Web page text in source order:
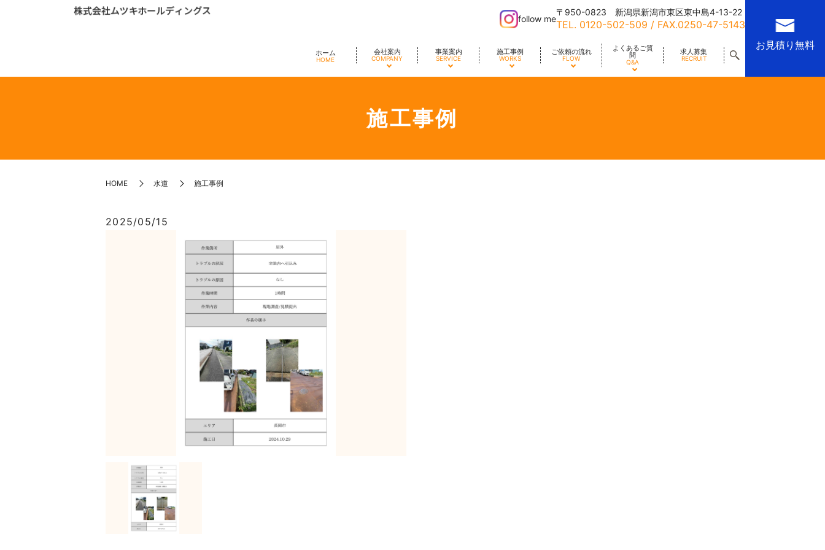
ホーム
HOME
会社案内
COMPANY
事業案内
SERVICE
施工事例
WORKS
ご依頼の流れ
FLOW
よくあるご質
問
Q&A
求人募集
RECRUIT
follow me
〒950-0823 新潟県新潟市東区東中島4-13-22
TEL. 0120-502-509 / FAX.0250-47-5143
お見積り無料
施工事例
HOME 水道 施工事例
2025/05/15